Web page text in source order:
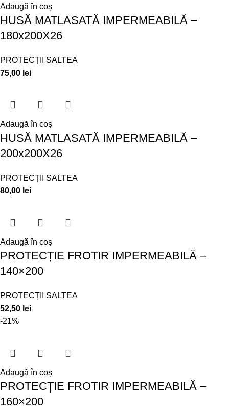
Adaugă în coș
HUSĂ MATLASATĂ IMPERMEABILĂ –
180x200X26
PROTECȚII SALTEA
75,00 lei
Adaugă în coș
HUSĂ MATLASATĂ IMPERMEABILĂ –
200x200X26
PROTECȚII SALTEA
80,00 lei
Adaugă în coș
PROTECȚIE FROTIR IMPERMEABILĂ –
140×200
PROTECȚII SALTEA
52,50 lei
-21%
Adaugă în coș
PROTECȚIE FROTIR IMPERMEABILĂ –
160×200